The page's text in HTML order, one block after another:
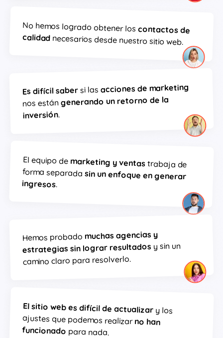
No hemos logrado obtener los contactos de
calidad necesarios desde nuestro sitio web.
Es difícil sabersi las acciones de marketing
nos estángenerando un retorno de la
inversión.
El equipo de marketing y ventastrabaja de
forma separadasin un enfoque en generar
ingresos.
Hemos probado muchas agencias y
estrategias sin lograr resultados y sin un
camino claro para resolverlo.
El sitio web es difícil de actualizary los
ajustes que podemos realizarno han
funcionado para nada.